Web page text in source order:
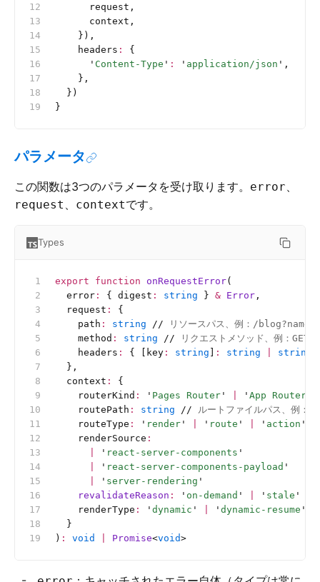
      request,
      context,
    }),
    headers
:
{
      '
Content-Type ' : ' application/json ' ,
    },
  })
}
パラメータ
この関数は3つのパラメータを受け取ります。 error、
request 、 contextです。
Types
export function onRequestError(
  error
: { digest : string } & Error ,
  request
:
{
    path
: string // リソースパス、例：/
    method
: string // リクエストメソッド、例：GET、
    headers
: { [key : string : string string
  },
  context
:
{
    routerKind
: ' Pages Router ' ' App Router
    routePath
: string // ルートファイルパス、例
    routeType
: ' render ' ' route ' ' action '
    renderSource
:
' react-server-components '
' react-server-components-payload '
' server-rendering '
    revalidateReason
: ' on-demand ' ' stale '
    renderType
: ' dynamic ' ' dynamic-resume '
  }
) : void Promise<void>